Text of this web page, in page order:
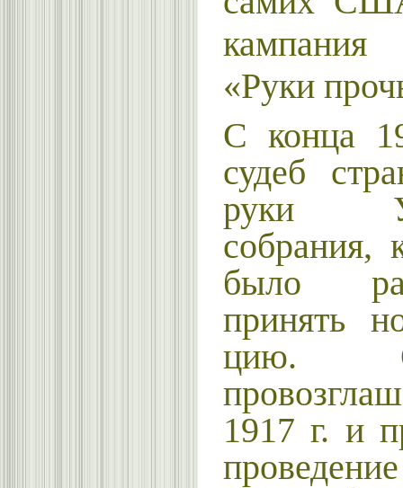
кампания
«Руки
С конца
судеб
руки
собрания,
было
принять
цию.
1917 г. и